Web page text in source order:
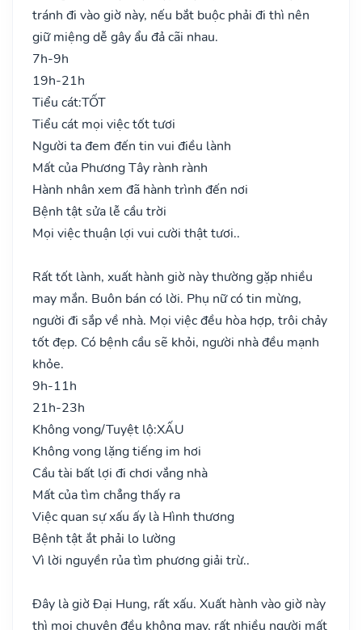
tránh đi vào giờ này, nếu bắt buộc phải đi thì nên
giữ miệng dễ gây ẩu đả cãi nhau.
7h-9h
19h-21h
Tiểu cát:TỐT
Tiểu cát mọi việc tốt tươi
Người ta đem đến tin vui điều lành
Mất của Phương Tây rành rành
Hành nhân xem đã hành trình đến nơi
Bệnh tật sửa lễ cầu trời
Mọi việc thuận lợi vui cười thật tươi..
Rất tốt lành, xuất hành giờ này thường gặp nhiều
may mắn. Buôn bán có lời. Phụ nữ có tin mừng,
người đi sắp về nhà. Mọi việc đều hòa hợp, trôi chảy
tốt đẹp. Có bệnh cầu sẽ khỏi, người nhà đều mạnh
khỏe.
9h-11h
21h-23h
Không vong/Tuyệt lộ:XẤU
Không vong lặng tiếng im hơi
Cầu tài bất lợi đi chơi vắng nhà
Mất của tìm chẳng thấy ra
Việc quan sự xấu ấy là Hình thương
Bệnh tật ắt phải lo lường
Vì lời nguyền rủa tìm phương giải trừ..
Đây là giờ Đại Hung, rất xấu. Xuất hành vào giờ này
thì mọi chuyện đều không may, rất nhiều người mất